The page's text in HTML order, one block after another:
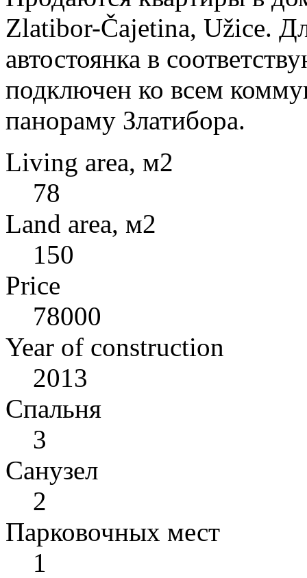
Zlatibor-Čajetina, Užice.
автостоянка в
подключен ко всем
панораму Златибора.
Living area, м2
78
Land area, м2
150
Price
78000
Year of construction
2013
Спальня
3
Санузел
2
Парковочных мест
1